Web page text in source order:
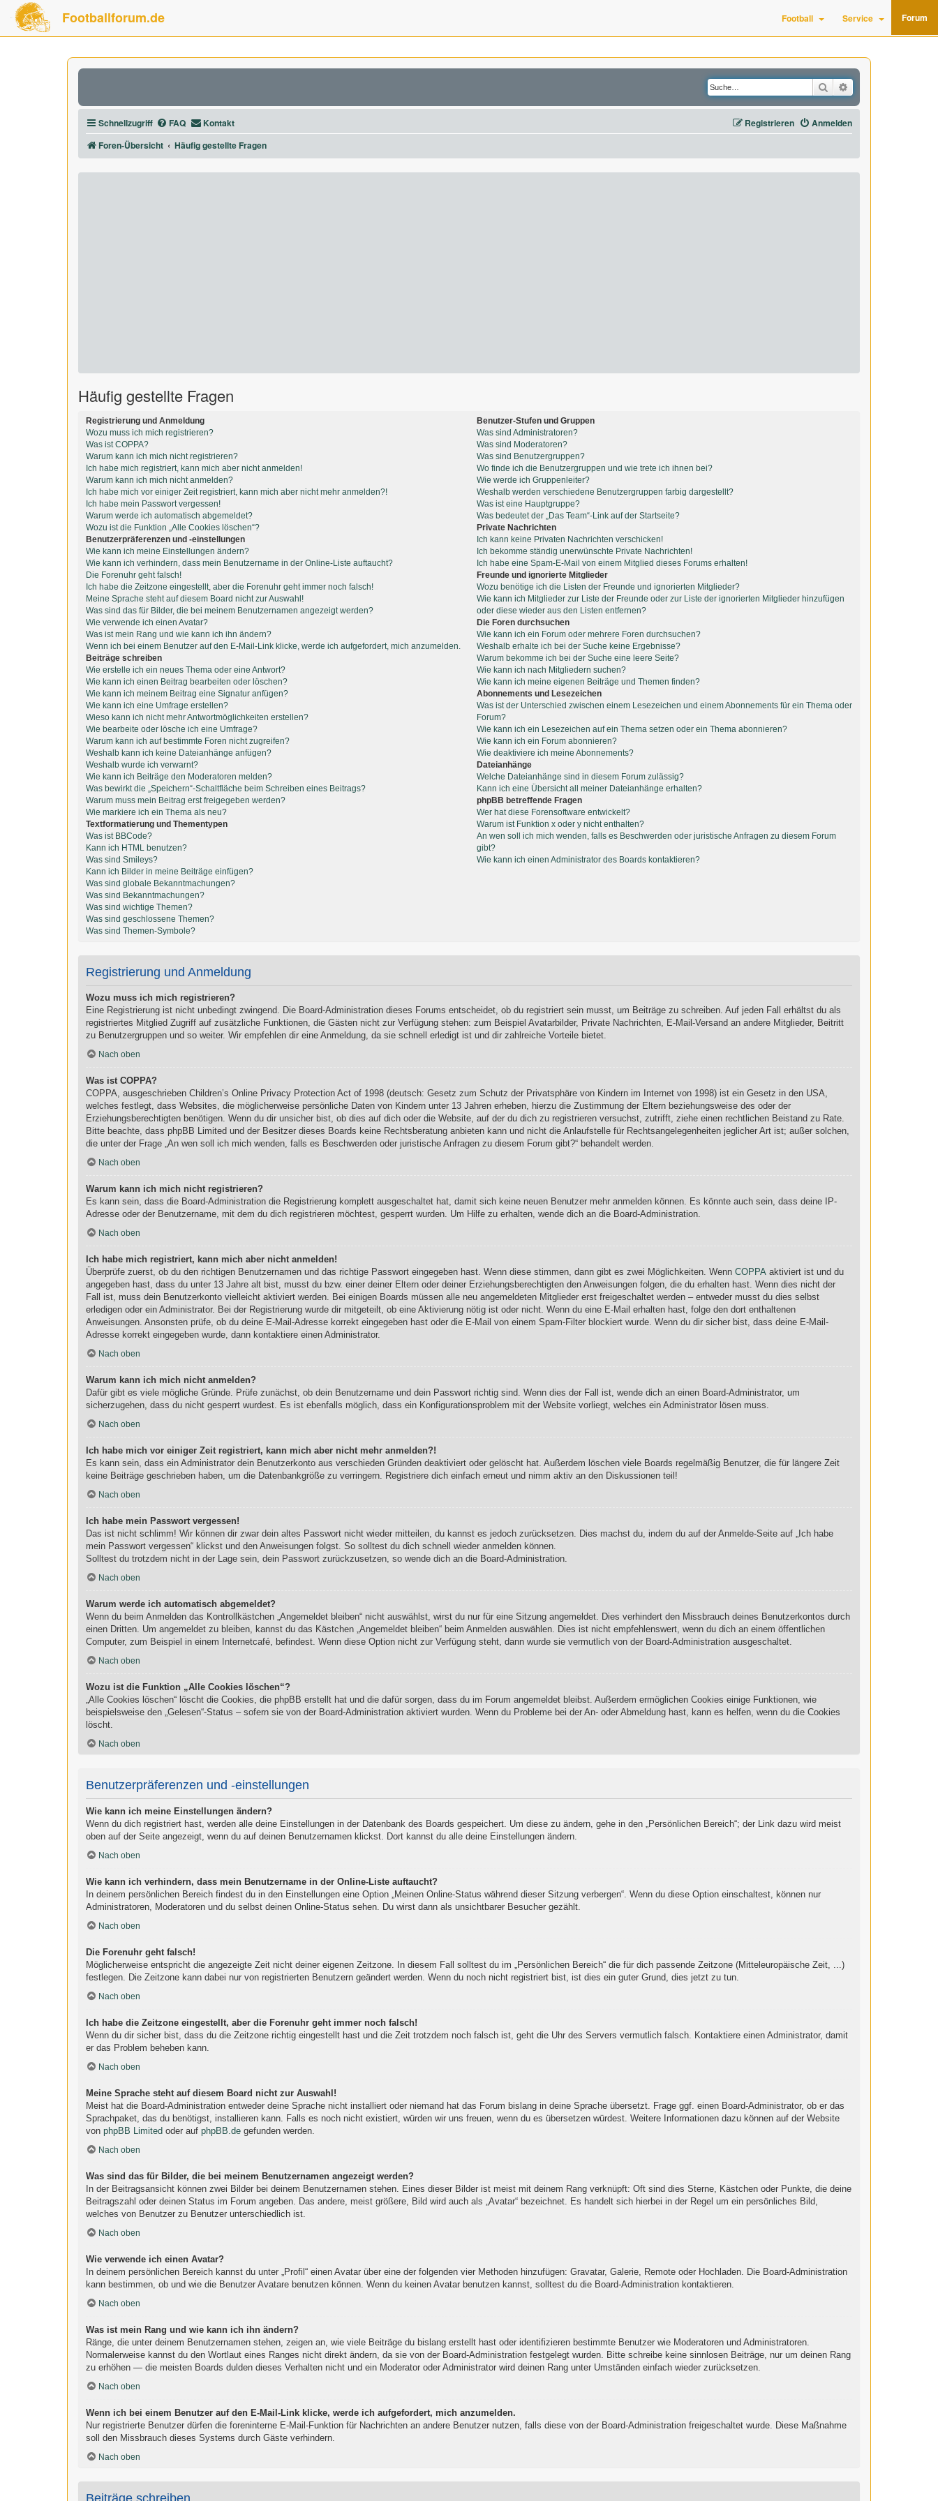
Footballforum.de Football Service Forum
Suche
Schnellzugriff FAQ Kontakt Anmelden
Registrieren
Foren-Übersicht
Häufig gestellte Fragen
Häufig gestellte Fragen
Registrierung und Anmeldung
Wozu muss ich mich registrieren?
Was ist COPPA?
Warum kann ich mich nicht registrieren?
Ich habe mich registriert, kann mich aber nicht anmelden!
Warum kann ich mich nicht anmelden?
Ich habe mich vor einiger Zeit registriert, kann mich aber nicht mehr anmelden?!
Ich habe mein Passwort vergessen!
Warum werde ich automatisch abgemeldet?
Wozu ist die Funktion „Alle Cookies löschen“?
Benutzerpräferenzen und -einstellungen
Wie kann ich meine Einstellungen ändern?
Wie kann ich verhindern, dass mein Benutzername in der Online-Liste auftaucht?
Die Forenuhr geht falsch!
Ich habe die Zeitzone eingestellt, aber die Forenuhr geht immer noch falsch!
Meine Sprache steht auf diesem Board nicht zur Auswahl!
Was sind das für Bilder, die bei meinem Benutzernamen angezeigt werden?
Wie verwende ich einen Avatar?
Was ist mein Rang und wie kann ich ihn ändern?
Wenn ich bei einem Benutzer auf den E-Mail-Link klicke, werde ich aufgefordert, mich anzumelden.
Beiträge schreiben
Wie erstelle ich ein neues Thema oder eine Antwort?
Wie kann ich einen Beitrag bearbeiten oder löschen?
Wie kann ich meinem Beitrag eine Signatur anfügen?
Wie kann ich eine Umfrage erstellen?
Wieso kann ich nicht mehr Antwortmöglichkeiten erstellen?
Wie bearbeite oder lösche ich eine Umfrage?
Warum kann ich auf bestimmte Foren nicht zugreifen?
Weshalb kann ich keine Dateianhänge anfügen?
Weshalb wurde ich verwarnt?
Wie kann ich Beiträge den Moderatoren melden?
Was bewirkt die „Speichern“-Schaltfläche beim Schreiben eines Beitrags?
Warum muss mein Beitrag erst freigegeben werden?
Wie markiere ich ein Thema als neu?
Textformatierung und Thementypen
Was ist BBCode?
Kann ich HTML benutzen?
Was sind Smileys?
Kann ich Bilder in meine Beiträge einfügen?
Was sind globale Bekanntmachungen?
Was sind Bekanntmachungen?
Was sind wichtige Themen?
Was sind geschlossene Themen?
Was sind Themen-Symbole?
Benutzer-Stufen und Gruppen
Was sind Administratoren?
Was sind Moderatoren?
Was sind Benutzergruppen?
Wo finde ich die Benutzergruppen und wie trete ich ihnen bei?
Wie werde ich Gruppenleiter?
Weshalb werden verschiedene Benutzergruppen farbig dargestellt?
Was ist eine Hauptgruppe?
Was bedeutet der „Das Team“-Link auf der Startseite?
Private Nachrichten
Ich kann keine Privaten Nachrichten verschicken!
Ich bekomme ständig unerwünschte Private Nachrichten!
Ich habe eine Spam-E-Mail von einem Mitglied dieses Forums erhalten!
Freunde und ignorierte Mitglieder
Wozu benötige ich die Listen der Freunde und ignorierten Mitglieder?
Wie kann ich Mitglieder zur Liste der Freunde oder zur Liste der ignorierten Mitglieder hinzufügen
oder diese wieder aus den Listen entfernen?
Die Foren durchsuchen
Wie kann ich ein Forum oder mehrere Foren durchsuchen?
Weshalb erhalte ich bei der Suche keine Ergebnisse?
Warum bekomme ich bei der Suche eine leere Seite?
Wie kann ich nach Mitgliedern suchen?
Wie kann ich meine eigenen Beiträge und Themen finden?
Abonnements und Lesezeichen
Was ist der Unterschied zwischen einem Lesezeichen und einem Abonnements für ein Thema oder
Forum?
Wie kann ich ein Lesezeichen auf ein Thema setzen oder ein Thema abonnieren?
Wie kann ich ein Forum abonnieren?
Wie deaktiviere ich meine Abonnements?
Dateianhänge
Welche Dateianhänge sind in diesem Forum zulässig?
Kann ich eine Übersicht all meiner Dateianhänge erhalten?
phpBB betreffende Fragen
Wer hat diese Forensoftware entwickelt?
Warum ist Funktion x oder y nicht enthalten?
An wen soll ich mich wenden, falls es Beschwerden oder juristische Anfragen zu diesem Forum
gibt?
Wie kann ich einen Administrator des Boards kontaktieren?
Registrierung und Anmeldung
Wozu muss ich mich registrieren?
Eine Registrierung ist nicht unbedingt zwingend. Die Board-Administration dieses Forums entscheidet, ob du registriert sein musst, um Beiträge zu schreiben. Auf jeden Fall erhältst du als
registriertes Mitglied Zugriff auf zusätzliche Funktionen, die Gästen nicht zur Verfügung stehen: zum Beispiel Avatarbilder, Private Nachrichten, E-Mail-Versand an andere Mitglieder, Beitritt
zu Benutzergruppen und so weiter. Wir empfehlen dir eine Anmeldung, da sie schnell erledigt ist und dir zahlreiche Vorteile bietet.
Nach oben
Was ist COPPA?
COPPA, ausgeschrieben Children’s Online Privacy Protection Act of 1998 (deutsch: Gesetz zum Schutz der Privatsphäre von Kindern im Internet von 1998) ist ein Gesetz in den USA,
welches festlegt, dass Websites, die möglicherweise persönliche Daten von Kindern unter 13 Jahren erheben, hierzu die Zustimmung der Eltern beziehungsweise des oder der
Erziehungsberechtigten benötigen. Wenn du dir unsicher bist, ob dies auf dich oder die Website, auf der du dich zu registrieren versuchst, zutrifft, ziehe einen rechtlichen Beistand zu Rate.
Bitte beachte, dass phpBB Limited und der Besitzer dieses Boards keine Rechtsberatung anbieten kann und nicht die Anlaufstelle für Rechtsangelegenheiten jeglicher Art ist; außer solchen,
die unter der Frage „An wen soll ich mich wenden, falls es Beschwerden oder juristische Anfragen zu diesem Forum gibt?“ behandelt werden.
Nach oben
Warum kann ich mich nicht registrieren?
Es kann sein, dass die Board-Administration die Registrierung komplett ausgeschaltet hat, damit sich keine neuen Benutzer mehr anmelden können. Es könnte auch sein, dass deine IP-
Adresse oder der Benutzername, mit dem du dich registrieren möchtest, gesperrt wurden. Um Hilfe zu erhalten, wende dich an die Board-Administration.
Nach oben
Ich habe mich registriert, kann mich aber nicht anmelden!
Überprüfe zuerst, ob du den richtigen Benutzernamen und das richtige Passwort eingegeben hast. Wenn diese stimmen, dann gibt es zwei Möglichkeiten. Wenn COPPA aktiviert ist und du
angegeben hast, dass du unter 13 Jahre alt bist, musst du bzw. einer deiner Eltern oder deiner Erziehungsberechtigten den Anweisungen folgen, die du erhalten hast. Wenn dies nicht der
Fall ist, muss dein Benutzerkonto vielleicht aktiviert werden. Bei einigen Boards müssen alle neu angemeldeten Mitglieder erst freigeschaltet werden – entweder musst du dies selbst
erledigen oder ein Administrator. Bei der Registrierung wurde dir mitgeteilt, ob eine Aktivierung nötig ist oder nicht. Wenn du eine E-Mail erhalten hast, folge den dort enthaltenen
Anweisungen. Ansonsten prüfe, ob du deine E-Mail-Adresse korrekt eingegeben hast oder die E-Mail von einem Spam-Filter blockiert wurde. Wenn du dir sicher bist, dass deine E-Mail-
Adresse korrekt eingegeben wurde, dann kontaktiere einen Administrator.
Nach oben
Warum kann ich mich nicht anmelden?
Dafür gibt es viele mögliche Gründe. Prüfe zunächst, ob dein Benutzername und dein Passwort richtig sind. Wenn dies der Fall ist, wende dich an einen Board-Administrator, um
sicherzugehen, dass du nicht gesperrt wurdest. Es ist ebenfalls möglich, dass ein Konfigurationsproblem mit der Website vorliegt, welches ein Administrator lösen muss.
Nach oben
Ich habe mich vor einiger Zeit registriert, kann mich aber nicht mehr anmelden?!
Es kann sein, dass ein Administrator dein Benutzerkonto aus verschieden Gründen deaktiviert oder gelöscht hat. Außerdem löschen viele Boards regelmäßig Benutzer, die für längere Zeit
keine Beiträge geschrieben haben, um die Datenbankgröße zu verringern. Registriere dich einfach erneut und nimm aktiv an den Diskussionen teil!
Nach oben
Ich habe mein Passwort vergessen!
Das ist nicht schlimm! Wir können dir zwar dein altes Passwort nicht wieder mitteilen, du kannst es jedoch zurücksetzen. Dies machst du, indem du auf der Anmelde-Seite auf „Ich habe
mein Passwort vergessen“ klickst und den Anweisungen folgst. So solltest du dich schnell wieder anmelden können.
Solltest du trotzdem nicht in der Lage sein, dein Passwort zurückzusetzen, so wende dich an die Board-Administration.
Nach oben
Warum werde ich automatisch abgemeldet?
Wenn du beim Anmelden das Kontrollkästchen „Angemeldet bleiben“ nicht auswählst, wirst du nur für eine Sitzung angemeldet. Dies verhindert den Missbrauch deines Benutzerkontos durch
einen Dritten. Um angemeldet zu bleiben, kannst du das Kästchen „Angemeldet bleiben“ beim Anmelden auswählen. Dies ist nicht empfehlenswert, wenn du dich an einem öffentlichen
Computer, zum Beispiel in einem Internetcafé, befindest. Wenn diese Option nicht zur Verfügung steht, dann wurde sie vermutlich von der Board-Administration ausgeschaltet.
Nach oben
Wozu ist die Funktion „Alle Cookies löschen“?
„Alle Cookies löschen“ löscht die Cookies, die phpBB erstellt hat und die dafür sorgen, dass du im Forum angemeldet bleibst. Außerdem ermöglichen Cookies einige Funktionen, wie
beispielsweise den „Gelesen“-Status – sofern sie von der Board-Administration aktiviert wurden. Wenn du Probleme bei der An- oder Abmeldung hast, kann es helfen, wenn du die Cookies
löscht.
Nach oben
Benutzerpräferenzen und -einstellungen
Wie kann ich meine Einstellungen ändern?
Wenn du dich registriert hast, werden alle deine Einstellungen in der Datenbank des Boards gespeichert. Um diese zu ändern, gehe in den „Persönlichen Bereich“; der Link dazu wird meist
oben auf der Seite angezeigt, wenn du auf deinen Benutzernamen klickst. Dort kannst du alle deine Einstellungen ändern.
Nach oben
Wie kann ich verhindern, dass mein Benutzername in der Online-Liste auftaucht?
In deinem persönlichen Bereich findest du in den Einstellungen eine Option „Meinen Online-Status während dieser Sitzung verbergen“. Wenn du diese Option einschaltest, können nur
Administratoren, Moderatoren und du selbst deinen Online-Status sehen. Du wirst dann als unsichtbarer Besucher gezählt.
Nach oben
Die Forenuhr geht falsch!
Möglicherweise entspricht die angezeigte Zeit nicht deiner eigenen Zeitzone. In diesem Fall solltest du im „Persönlichen Bereich“ die für dich passende Zeitzone (Mitteleuropäische Zeit, ...)
festlegen. Die Zeitzone kann dabei nur von registrierten Benutzern geändert werden. Wenn du noch nicht registriert bist, ist dies ein guter Grund, dies jetzt zu tun.
Nach oben
Ich habe die Zeitzone eingestellt, aber die Forenuhr geht immer noch falsch!
Wenn du dir sicher bist, dass du die Zeitzone richtig eingestellt hast und die Zeit trotzdem noch falsch ist, geht die Uhr des Servers vermutlich falsch. Kontaktiere einen Administrator, damit
er das Problem beheben kann.
Nach oben
Meine Sprache steht auf diesem Board nicht zur Auswahl!
Meist hat die Board-Administration entweder deine Sprache nicht installiert oder niemand hat das Forum bislang in deine Sprache übersetzt. Frage ggf. einen Board-Administrator, ob er das
Sprachpaket, das du benötigst, installieren kann. Falls es noch nicht existiert, würden wir uns freuen, wenn du es übersetzen würdest. Weitere Informationen dazu können auf der Website
von phpBB Limited oder auf phpBB.de gefunden werden.
Nach oben
Was sind das für Bilder, die bei meinem Benutzernamen angezeigt werden?
In der Beitragsansicht können zwei Bilder bei deinem Benutzernamen stehen. Eines dieser Bilder ist meist mit deinem Rang verknüpft: Oft sind dies Sterne, Kästchen oder Punkte, die deine
Beitragszahl oder deinen Status im Forum angeben. Das andere, meist größere, Bild wird auch als „Avatar“ bezeichnet. Es handelt sich hierbei in der Regel um ein persönliches Bild,
welches von Benutzer zu Benutzer unterschiedlich ist.
Nach oben
Wie verwende ich einen Avatar?
In deinem persönlichen Bereich kannst du unter „Profil“ einen Avatar über eine der folgenden vier Methoden hinzufügen: Gravatar, Galerie, Remote oder Hochladen. Die Board-Administration
kann bestimmen, ob und wie die Benutzer Avatare benutzen können. Wenn du keinen Avatar benutzen kannst, solltest du die Board-Administration kontaktieren.
Nach oben
Was ist mein Rang und wie kann ich ihn ändern?
Ränge, die unter deinem Benutzernamen stehen, zeigen an, wie viele Beiträge du bislang erstellt hast oder identifizieren bestimmte Benutzer wie Moderatoren und Administratoren.
Normalerweise kannst du den Wortlaut eines Ranges nicht direkt ändern, da sie von der Board-Administration festgelegt wurden. Bitte schreibe keine sinnlosen Beiträge, nur um deinen Rang
zu erhöhen — die meisten Boards dulden dieses Verhalten nicht und ein Moderator oder Administrator wird deinen Rang unter Umständen einfach wieder zurücksetzen.
Nach oben
Wenn ich bei einem Benutzer auf den E-Mail-Link klicke, werde ich aufgefordert, mich anzumelden.
Nur registrierte Benutzer dürfen die foreninterne E-Mail-Funktion für Nachrichten an andere Benutzer nutzen, falls diese von der Board-Administration freigeschaltet wurde. Diese Maßnahme
soll den Missbrauch dieses Systems durch Gäste verhindern.
Nach oben
Beiträge schreiben